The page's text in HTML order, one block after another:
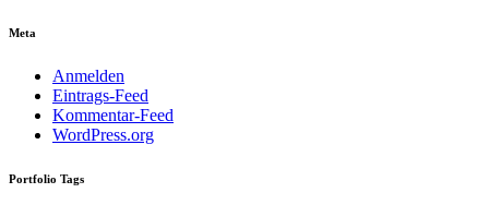
Meta
Anmelden
Eintrags-Feed
Kommentar-Feed
WordPress.org
Portfolio Tags